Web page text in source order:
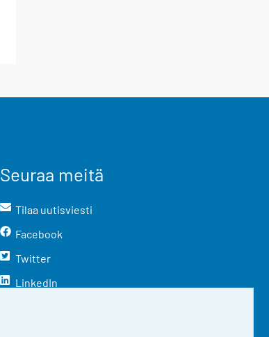
Seuraa meitä
Tilaa uutisviesti
Facebook
Twitter
LinkedIn